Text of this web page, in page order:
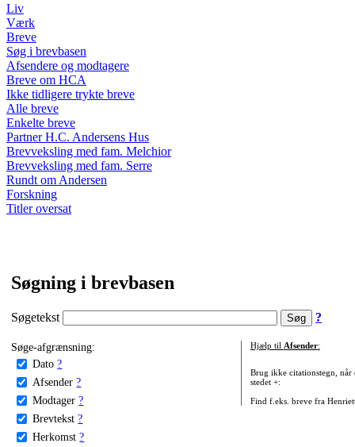
Liv
Værk
Breve
Søg i brevbasen
Afsendere og modtagere
Breve om HCA
Ikke tidligere trykte breve
Alle breve
Enkelte breve
Partner H.C. Andersens Hus
Brevveksling med fam. Melchior
Brevveksling med fam. Serre
Rundt om Andersen
Forskning
Titler oversat
Søgning i brevbasen
Søgetekst ?
Søge-afgrænsning:
Dato ?
Afsender ?
Modtager ?
Brevtekst ?
Herkomst ?
Hjælp til Afsender:
Brug ikke citationstegn, når
stedet +:
Find f.eks. breve fra